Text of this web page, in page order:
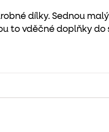
dílky. Sednou
to vděčné doplňky do